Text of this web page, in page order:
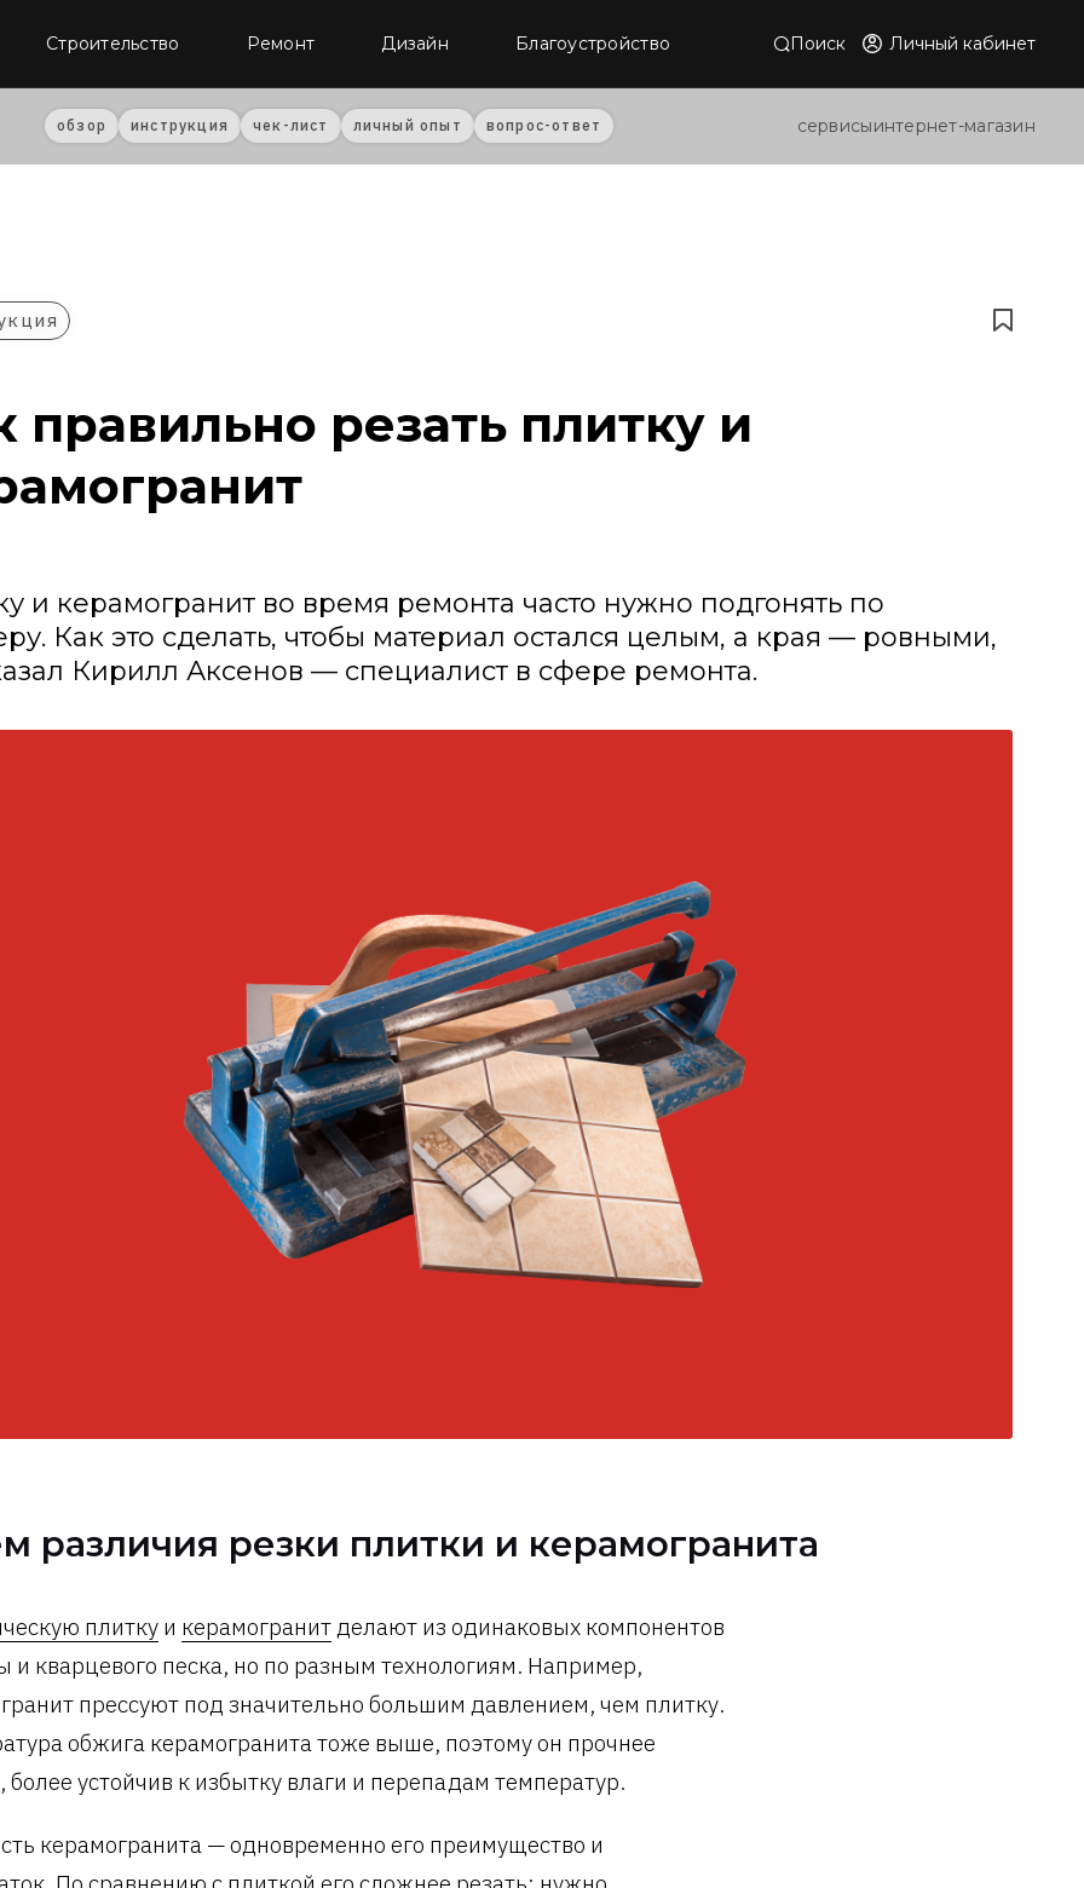
Строительство Ремонт Дизайн Благоустройство Поиск Личный кабинет
обзор инструкция чек-лист личный опыт вопрос-ответ сервисыинтернет-магазин
правильно резать плитку и
и керамогранит во время ремонта часто нужно подгонять по
Как это сделать, чтобы материал остался целым, а края — ровными,
Кирилл Аксенов — специалист в сфере ремонта.
различия резки плитки и керамогранита
плитку и керамогранит делают из одинаковых компонентов
и кварцевого песка, но по разным технологиям. Например,
прессуют под значительно большим давлением, чем плитку.
обжига керамогранита тоже выше, поэтому он прочнее
более устойчив к избытку влаги и перепадам температур.
керамогранита — одновременно его преимущество и